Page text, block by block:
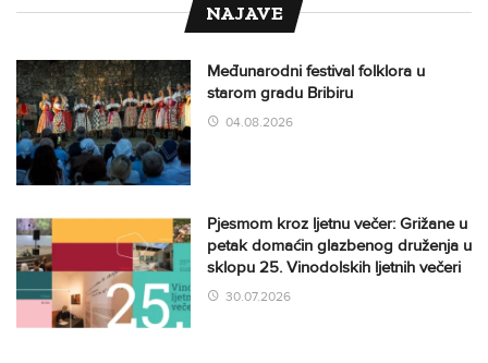
NAJAVE
Međunarodni festival folklora u
starom gradu Bribiru
04.08.2026
Pjesmom kroz ljetnu večer: Grižane u
petak domaćin glazbenog druženja u
sklopu 25. Vinodolskih ljetnih večeri
30.07.2026